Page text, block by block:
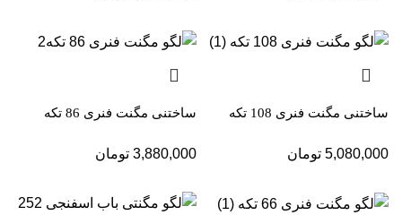
ساختنی مگنت فنری 108 تکه
5,080,000 تومان
ساختنی مگنت فنری 86 تکه
3,880,000 تومان